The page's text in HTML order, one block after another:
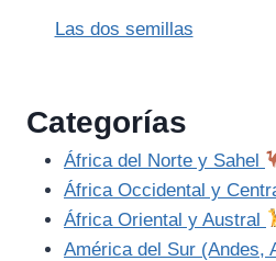
Las dos semillas
Categorías
África del Norte y Sahel
África Occidental y
África Oriental y Austral
América del Sur (Andes,